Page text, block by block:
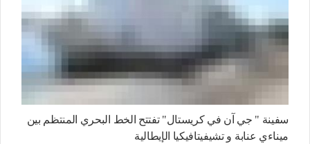
سفينة " جي آن في كريستال" تفتتح الخط البحري المنتظم بين
ميناءي عنابة و تشيفيتافيكيا الإيطالية